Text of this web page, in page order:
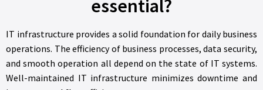
essential?
IT infrastructure provides a solid foundation for daily business
operations. The efficiency of business processes, data security,
and smooth operation all depend on the state of IT systems.
Well-maintained IT infrastructure minimizes downtime and